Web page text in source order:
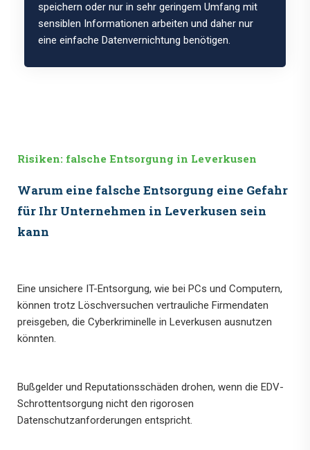
speichern oder nur in sehr geringem Umfang mit
sensiblen Informationen arbeiten und daher nur
eine einfache Datenvernichtung benötigen.
Risiken: falsche Entsorgung in Leverkusen
Warum eine falsche Entsorgung eine Gefahr
für Ihr Unternehmen in Leverkusen sein
kann
Eine unsichere IT-Entsorgung, wie bei PCs und Computern,
können trotz Löschversuchen vertrauliche Firmendaten
preisgeben, die Cyberkriminelle in Leverkusen ausnutzen
könnten.
Bußgelder und Reputationsschäden drohen, wenn die EDV-
Schrottentsorgung nicht den rigorosen
Datenschutzanforderungen entspricht.